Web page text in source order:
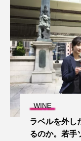
WINE
ラベルを外し
るのか。若手